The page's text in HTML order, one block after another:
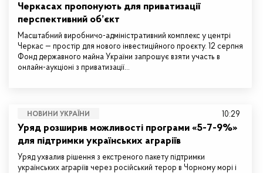
Черкасах пропонують для приватизації
перспективний об’єкт
Масштабний виробничо-адміністративний комплекс у центрі
Черкас — простір для нового інвестиційного проєкту. 12 серпня
Фонд державного майна України запрошує взяти участь в
онлайн-аукціоні з приватизації…
НОВИНИ УКРАЇНИ
Уряд розширив можливості програми «5-7-9%»
для підтримки українських аграріїв
Уряд ухвалив рішення з екстреного пакету підтримки
українських аграріїв через російський терор в Чорному морі і
10:29